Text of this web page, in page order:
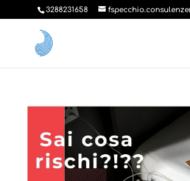
3288231658